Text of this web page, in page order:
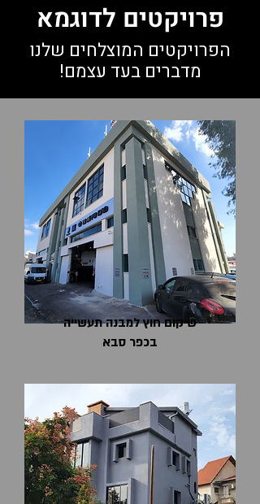
פרויקטים לדוגמא
הפרויקטים המוצלחים שלנו
מדברים בעד עצמם!
שיקום חוץ למבנה תעשייה
בכפר סבא